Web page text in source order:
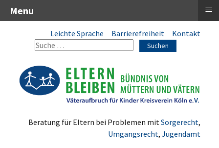
Leichte Sprache Barrierefreiheit Kontakt
Suchen
Beratung für Eltern bei Problemen mit Sorgerecht,
Umgangsrecht, Jugendamt
Menu ≡